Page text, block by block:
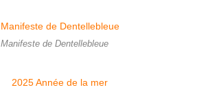
Manifeste de Dentellebleue